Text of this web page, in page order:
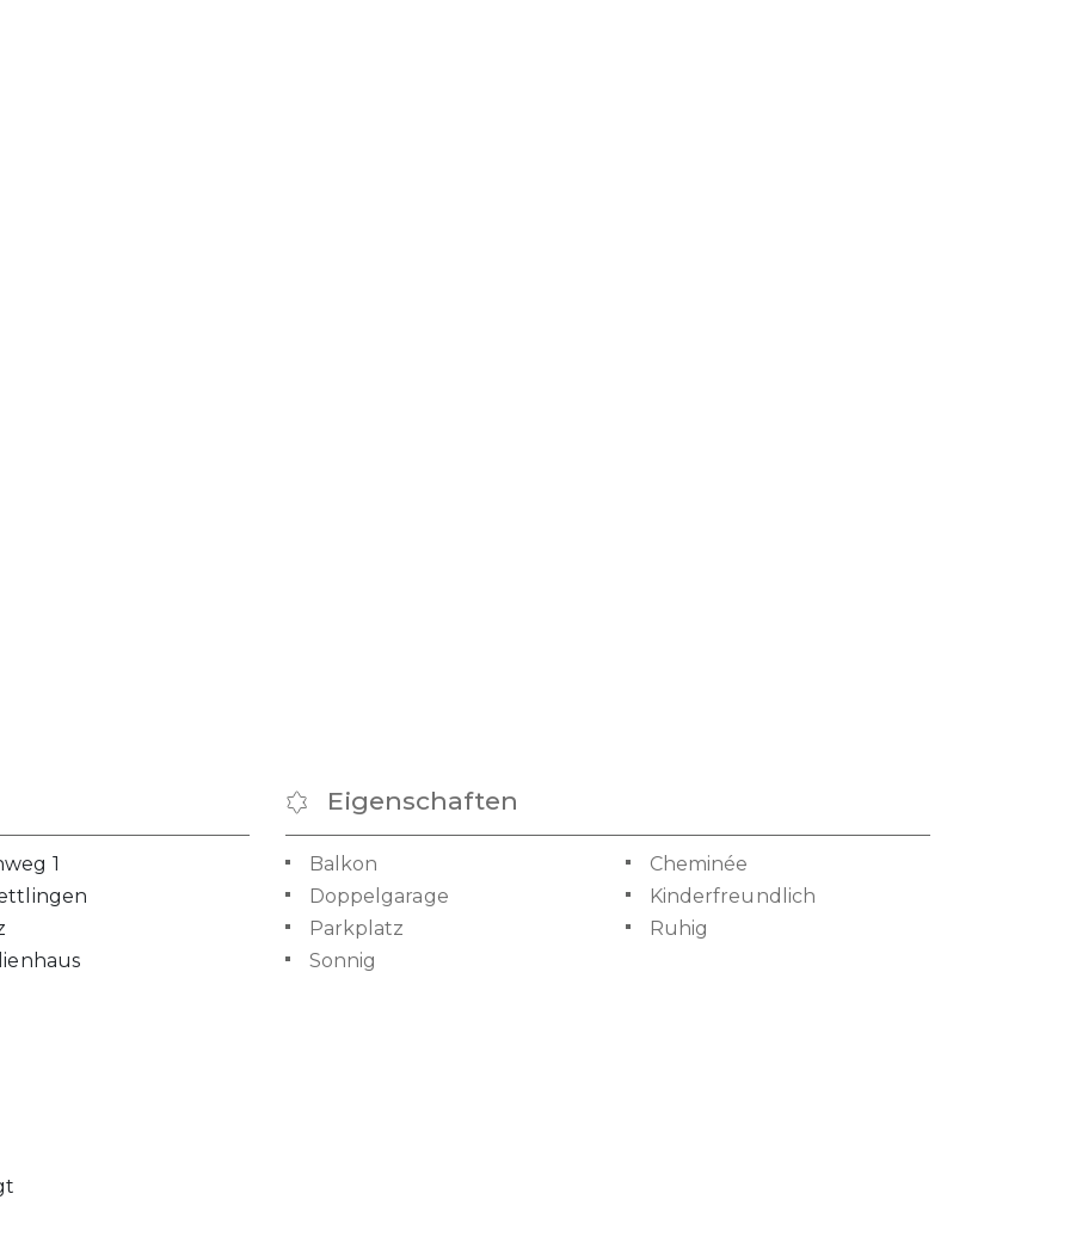
1
Eigenschaften
Balkon
Cheminée
Doppelgarage
Kinderfreundlich
Parkplatz
Ruhig
Sonnig